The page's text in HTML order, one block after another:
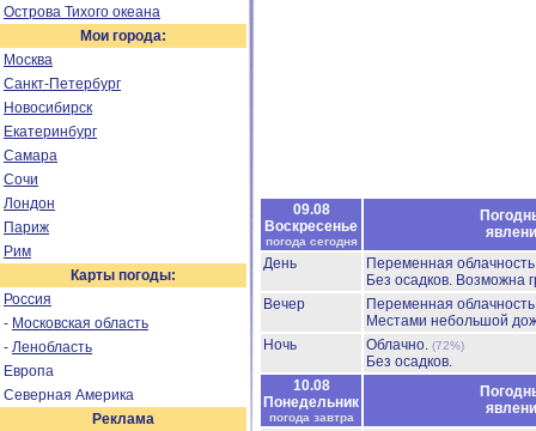
Острова Тихого океана
Мои города:
Москва
Санкт-Петербург
Новосибирск
Екатеринбург
Самара
Сочи
Лондон
Париж
Рим
Карты погоды:
Россия
- Московская область
- Ленобласть
Европа
Северная Америка
Реклама
09.08
Воскресенье
погода сегодня
День
Переменная
Без осадков. Возможна
Вечер
Переменная
Местами небольшой
Ночь
Облачно. (72%)
Без осадков.
10.08
Понедельник
погода завтра